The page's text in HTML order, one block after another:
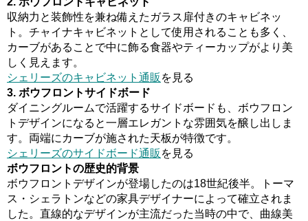
収納力と装飾性を兼ね備えたガラス扉付きのキャビネッ
ト。チャイナキャビネットとして使用されることも多く、
カーブがあることで中に飾る食器やティーカップがより美
しく見えます。
シェリーズのキャビネット通販 を見る
3. ボウフロントサイドボード
ダイニングルームで活躍するサイドボードも、ボウフロン
トデザインになると一層エレガントな雰囲気を醸し出しま
す。両端にカーブが施された天板が特徴です。
シェリーズのサイドボード通販 を見る
ボウフロントの歴史的背景
ボウフロントデザインが登場したのは18世紀後半。トーマ
ス・シェラトンなどの家具デザイナーによって確立されま
した。直線的なデザインが主流だった当時の中で、曲線美